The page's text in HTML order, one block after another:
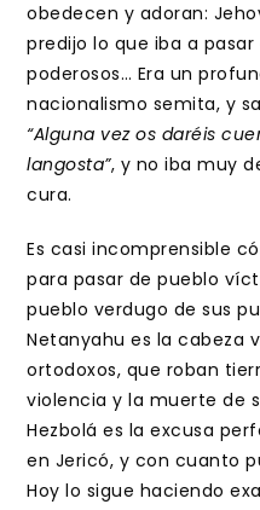
obedecen y adoran:
predijo lo que iba a
poderosos… Era un
nacionalismo semita, y
“Alguna vez os daréis
langosta”, y no iba muy
cura.
Es casi incomprensible
para pasar de pueblo
pueblo verdugo de sus
Netanyahu es la cabeza
ortodoxos, que roban
violencia y la muerte de
Hezbolá es la excusa
en Jericó, y con cuanto
Hoy lo sigue haciendo